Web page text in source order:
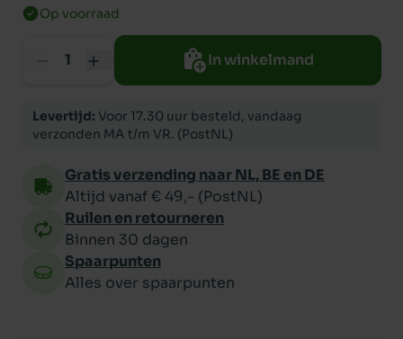
Op voorraad
In winkelmand
Levertijd: Voor 17.30 uur besteld, vandaag
verzonden MA t/m VR. (PostNL)
Gratis verzending naar NL, BE en DE
Altijd vanaf € 49,- (PostNL)
Ruilen en retourneren
Binnen 30 dagen
Spaarpunten
Alles over spaarpunten